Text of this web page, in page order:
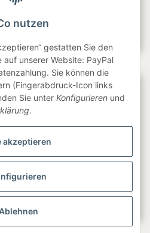
nutzen
gestatten Sie den
unserer Website: PayPal
Sie können die
(Fingerabdruck-Icon links
Sie unter Konfigurieren und
.
akzeptieren